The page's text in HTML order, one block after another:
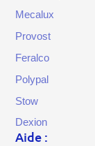
Mecalux
Provost
Feralco
Polypal
Stow
Dexion
Aide :